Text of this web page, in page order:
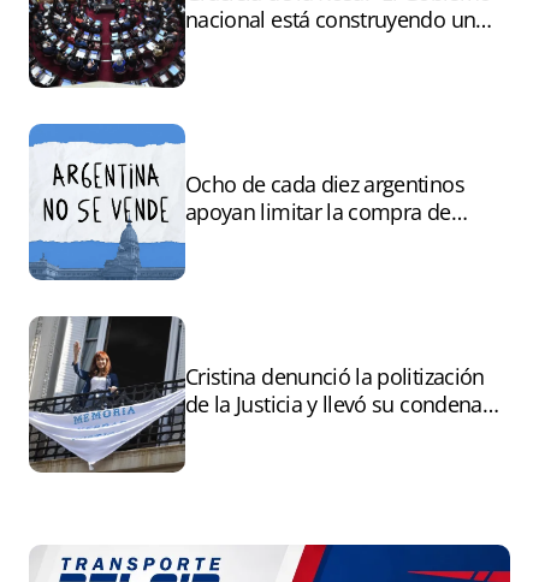
nacional está construyendo un
Ocho de cada diez argentinos
apoyan limitar la compra de
Cristina denunció la politización
de la Justicia y llevó su condena